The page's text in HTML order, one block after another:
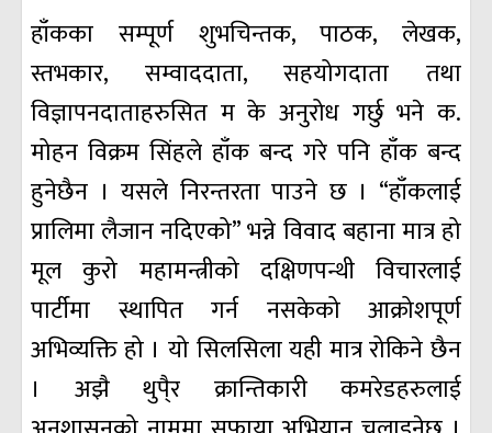
हाँकका सम्पूर्ण शुभचिन्तक, पाठक, लेखक,
स्तभकार, सम्वाददाता, सहयोगदाता तथा
विज्ञापनदाताहरुसित म के अनुरोध गर्छु भने क.
मोहन विक्रम सिंहले हाँक बन्द गरे पनि हाँक बन्द
हुनेछैन । यसले निरन्तरता पाउने छ । “हाँकलाई
प्रालिमा लैजान नदिएको” भन्ने विवाद बहाना मात्र हो
मूल कुरो महामन्त्रीको दक्षिणपन्थी विचारलाई
पार्टीमा स्थापित गर्न नसकेको आक्रोशपूर्ण
अभिव्यक्ति हो । यो सिलसिला यही मात्र रोकिने छैन
। अझै थुपै्र क्रान्तिकारी कमरेडहरुलाई